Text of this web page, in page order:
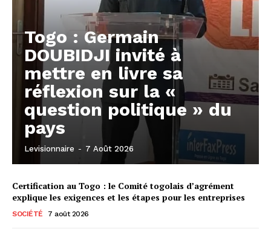
Togo : Germain
DOUBIDJI invité à
mettre en livre sa
réflexion sur la «
question politique » du
pays
Levisionnaire - 7 Août 2026
Certification au Togo : le Comité togolais d’agrément
explique les exigences et les étapes pour les entreprises
SOCIÉTÉ 7 août 2026